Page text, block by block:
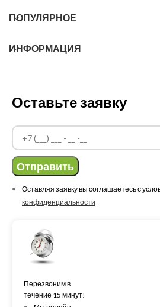
ПОПУЛЯРНОЕ
ИНФОРМАЦИЯ
Оставьте заявку
Отправить
Оставляя заявку вы соглашаетесь с
конфиденциальности
Перезвоним в
течение 15 минут!